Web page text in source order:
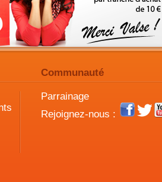
Communauté
Parrainage
Rejoignez-nous :